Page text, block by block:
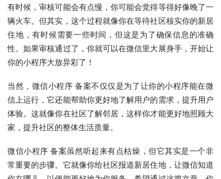
有时候，审核可能会有点慢，你可能会觉得等得好像晚了一
辆火车。但其实，这个过程就像你在等待社区核实你的新居
住地，有时候需要一些时间，但这是为了确保信息的准确
性。如果审核通过了，你就可以在微信里大展身手，开始让
你的小程序大放异彩了！
当然，微信小程序 备案不仅仅是为了让你的小程序能在微
信上运行，它还能帮助你更好地了解用户的需求，提升用户
体验。这就像你在社区了解邻居，这样你才能更好地照顾大
家，提升社区的整体生活质量。
微信小程序 备案虽然听起来有点枯燥，但它其实是一个非
常重要的步骤。它就像你给社区报道新居住地，让微信知道